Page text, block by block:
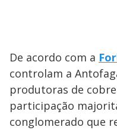
De acordo com a
controlam a
produtoras de
participação
conglomerado que